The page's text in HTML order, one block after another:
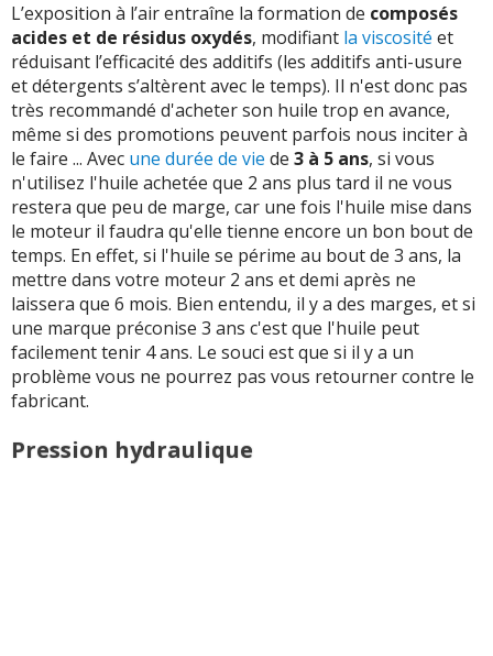
L’exposition à l’air entraîne la formation de composés
acides et de résidus oxydés, modifiant la viscosité et
réduisant l’efficacité des additifs (les additifs anti-usure
et détergents s’altèrent avec le temps). Il n'est donc pas
très recommandé d'acheter son huile trop en avance,
même si des promotions peuvent parfois nous inciter à
le faire ... Avec une durée de vie de 3 à 5 ans, si vous
n'utilisez l'huile achetée que 2 ans plus tard il ne vous
restera que peu de marge, car une fois l'huile mise dans
le moteur il faudra qu'elle tienne encore un bon bout de
temps. En effet, si l'huile se périme au bout de 3 ans, la
mettre dans votre moteur 2 ans et demi après ne
laissera que 6 mois. Bien entendu, il y a des marges, et si
une marque préconise 3 ans c'est que l'huile peut
facilement tenir 4 ans. Le souci est que si il y a un
problème vous ne pourrez pas vous retourner contre le
fabricant.
Pression hydraulique